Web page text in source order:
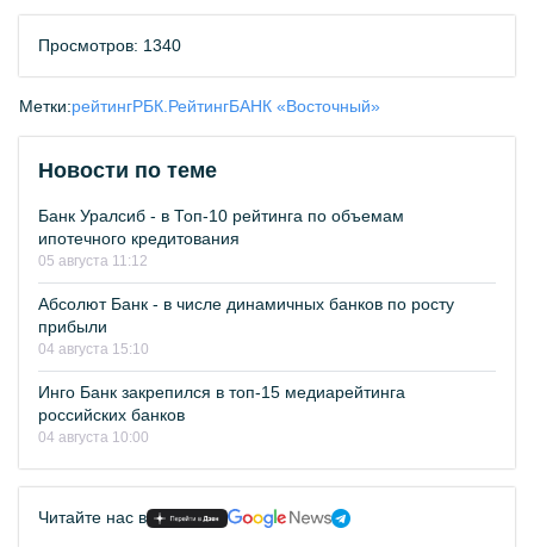
Просмотров: 1340
Метки:рейтингРБК.РейтингБАНК «Восточный»
Новости по теме
Банк Уралсиб - в Топ-10 рейтинга по объемам
ипотечного кредитования
05 августа 11:12
Абсолют Банк - в числе динамичных банков по росту
прибыли
04 августа 15:10
Инго Банк закрепился в топ-15 медиарейтинга
российских банков
04 августа 10:00
Читайте нас в